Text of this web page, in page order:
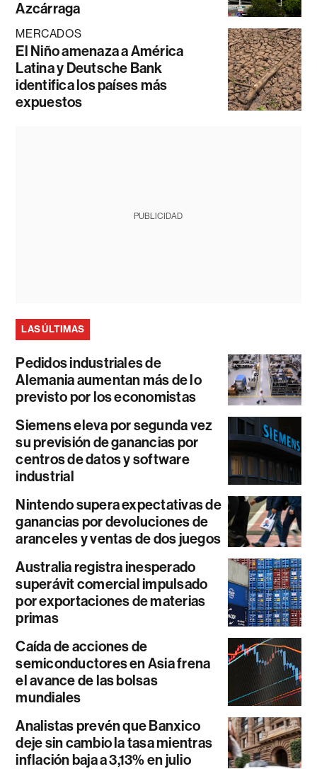
Azcárraga
MERCADOS
El Niño amenaza a América
Latina y Deutsche Bank
identifica los países más
expuestos
PUBLICIDAD
LAS ÚLTIMAS
Pedidos industriales de
Alemania aumentan más de lo
previsto por los economistas
Siemens eleva por segunda vez
su previsión de ganancias por
centros de datos y software
industrial
Nintendo supera expectativas de
ganancias por devoluciones de
aranceles y ventas de dos juegos
Australia registra inesperado
superávit comercial impulsado
por exportaciones de materias
primas
Caída de acciones de
semiconductores en Asia frena
el avance de las bolsas
mundiales
Analistas prevén que Banxico
deje sin cambio la tasa mientras
inflación baja a 3,13% en julio